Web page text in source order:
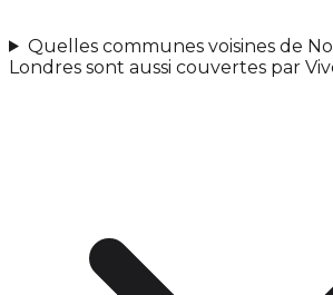
Quelles communes voisines de
Londres sont aussi couvertes par